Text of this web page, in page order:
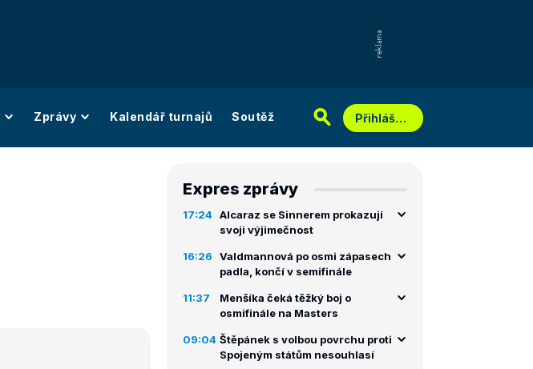
Zprávy Kalendář turnajů Soutěž Přihlášení
Expres zprávy
17:24 Alcaraz se Sinnerem prokazují
svoji výjimečnost
16:26
Valdmannová po osmi zápasech
padla, končí v semifinále
11:37
Menšíka čeká těžký boj o
osmifinále na Masters
09:04 Štěpánek s volbou povrchu proti
Spojeným státům nesouhlasí